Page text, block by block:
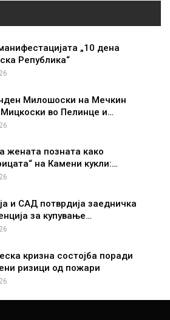
„10 дена
Република“
Милошоски на Мечкин
во Пелинце и…
жената позната како
на Камени кукли:…
и САД потврдија заедничка
за купување…
кризна состојба поради
ризици од пожари